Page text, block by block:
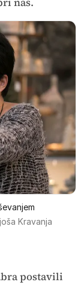
Kravanja
postavili